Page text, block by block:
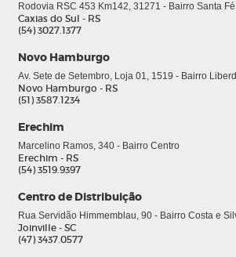
Rodovia RSC 453 Km142, 31271 - Bairro Santa Fé
Caxias do Sul - RS
(54) 3027.1377
Novo Hamburgo
Av. Sete de Setembro, Loja 01, 1519 - Bairro
Novo Hamburgo - RS
(51) 3587.1234
Erechim
Marcelino Ramos, 340 - Bairro Centro
Erechim - RS
(54) 3519.9397
Centro de Distribuição
Rua Servidão Himmemblau, 90 - Bairro Costa e
Joinville - SC
(47) 3437.0577